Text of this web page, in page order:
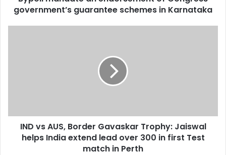
Karnataka
government’s guarantee schemes in Karnataka
India
extendIND vs AUS, Border Gavaskar Trophy: Jaiswal
helps India extend lead over 300 in first Test
match in Perth